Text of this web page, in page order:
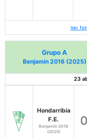
Ver
Grupo A
Benjamín 2016 (2025)
23
Hondarribia
F.E.
Benjamín 2016
(2025)
0